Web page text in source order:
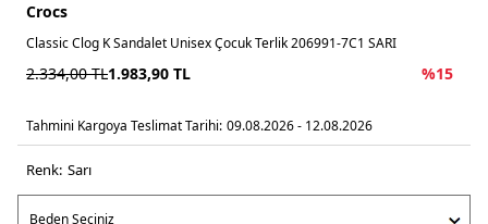
Crocs
Classic Clog K Sandalet Unisex Çocuk Terlik 206991-7C1 SARI
2.334,00TL1.983,90 TL %15
Tahmini Kargoya Teslimat Tarihi: 09.08.2026 - 12.08.2026
Renk: sari